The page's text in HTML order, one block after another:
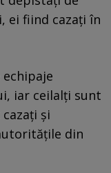
ei fiind cazaţi în
iar ceilalţi sunt
şi
din